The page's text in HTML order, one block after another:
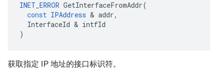
INET_ERROR GetInterfaceFromAddr(
const IPAddress & addr,
InterfaceId & intfId
)
获取指定 IP 地址的接口标识符。